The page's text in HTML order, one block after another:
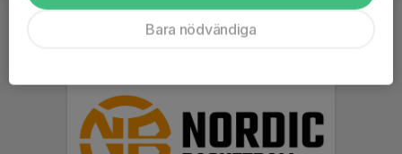
Bara nödvändiga